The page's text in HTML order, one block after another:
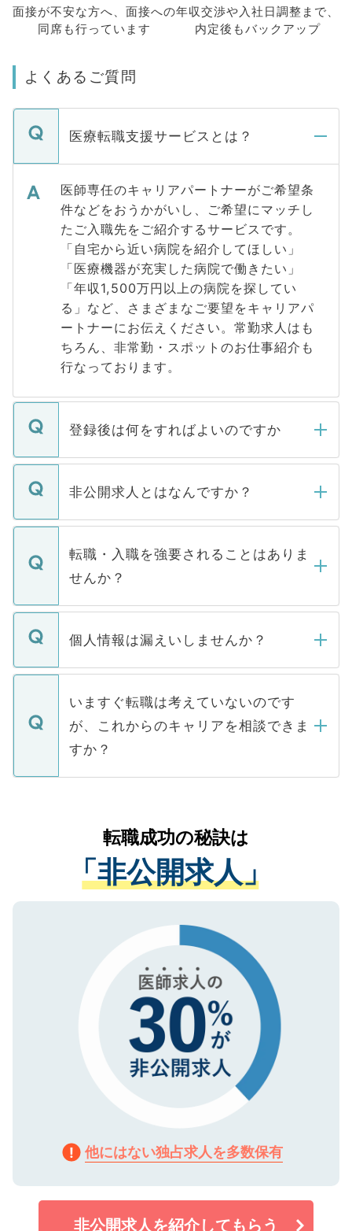
面接が不安な方へ、 面接への
同席も行っています
年収交渉や入社日調整まで、
内定後もバックアップ
よくあるご質問
医療転職支援サービスとは？
医師専任のキャリアパートナーがご希望条
件などをおうかがいし、ご希望にマッチし
たご入職先をご紹介するサービスです。
「自宅から近い病院を紹介してほしい」
「医療機器が充実した病院で働きたい」
「年収1,500万円以上の病院を探してい
る」など、さまざまなご要望をキャリアパ
ートナーにお伝えください。常勤求人はも
ちろん、非常勤・スポットのお仕事紹介も
行なっております。
登録後は何をすればよいのですか
ご登録いただきましたら、弊社担当者がご
登録内容を確認し、その後メールもしくは
ます。通常、5営業日以内にはご連絡をせて
いただきますので、しばらくお待ちくださ
い。
非公開求人とはなんですか？
マイナビDOCTORで取り扱っている求人の
うち約3割は、Webサイトからご覧いただ
けない「非公開求人」です。非公開求人は
下記の理由によって、一般には公開してい
ません。
■応募殺到を避けるため 人気のある医療機
関を公にしてしまうと、応募が殺到する場
に、医療機関が求める条件に合った人材の
みを人材紹介会社に依頼するケースが増え
ています。
転職・入職を強要されることはありま
せんか？
転職・入職を強要することは一切ありませ
ん。また、仮に応募先から内定をいただい
定を承諾する必要はありません。内定先へ
の辞退の連絡はキャリアパートナーが行い
ますので、ご安心ください。
個人情報は漏えいしませんか？
個人情報が漏えいすることはありませんの
で、ご安心ください。当サイトからの登録
などで収集したご登録者様の個人情報は、
ご本人のキャリアアップおよび転職活動の
支援を目的に使用いたします。お預かりし
ているすべての個人データはご本人の許可
は、個人情報の取り扱いについての厳密な
管理基準を満たした事業者のみに付与され
る、プライバシーマークを取得済みです。
ご登録いただいた個人情報は、SSL（デー
で、機密保持に関してもご安心ください。
いますぐ転職は考えていないのです
が、これからのキャリアを相談できま
すか？
かがいして、現在の医療機関の状況や紹介
経験をまじえながら、適切なアドバイスを
させていただきます。すぐにご転職をされ
ない方には、長期的なサポートが可能です
ので、まずはご登録ください。
転職成功の秘訣は
「非公開求人」
他にはない独占求人を多数保有
非公開求人を紹介してもらう